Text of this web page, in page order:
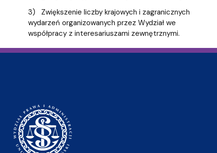
3) Zwiększenie liczby krajowych i zagranicznych
wydarzeń organizowanych przez Wydział we
współpracy z interesariuszami zewnętrznymi.